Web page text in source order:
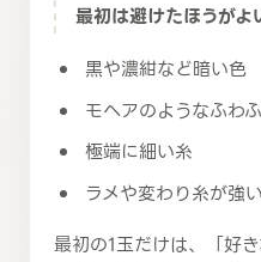
最初は避けたほうがよ
黒や濃紺など暗い色
モヘアのようなふわ
極端に細い糸
ラメや変わり糸が強
最初の1玉だけは、「好